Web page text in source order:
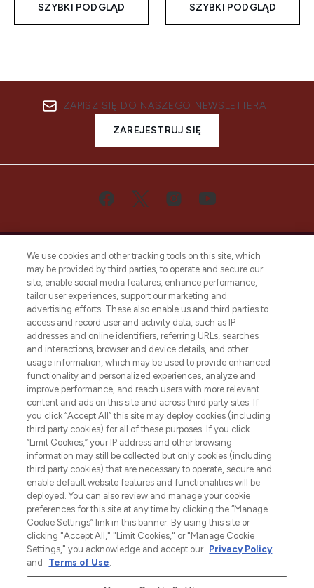
SZYBKI PODGLĄD SZYBKI PODGLĄD
ZAPISZ SIĘ DO NASZEGO NEWSLETTERA
ZAREJESTRUJ SIĘ
Bądź pierwszą osobą, która dowie się o
najnowszych produktach, od niszowych i
uznanych marek, sezonowych trendach i
otrzyma ekskluzywne artykuły redakcyjne
z Sunday Supplement.
Zgoda na pliki cookie
Do Not Sell or Share My Personal
Information
POMOC & INFORMACJE
WAŻNE INFORMACJE
O LOOKFANTASTIC
We use cookies and other tracking tools on this site, which
may be provided by third parties, to operate and secure our
site, enable social media features, enhance performance,
tailor user experiences, support our marketing and
advertising efforts. These also enable us and third parties to
access and record user and activity data, such as IP
addresses and online identifiers, referring URLs, searches
and interactions, browser and device details, and other
usage information, which may be used to provide enhanced
functionality and personalized experiences, analyze and
improve performance, and reach users with more relevant
content and ads on this site and across third party sites. If
you click “Accept All” this site may deploy cookies (including
third party cookies) for all of these purposes. If you click
“Limit Cookies,” your IP address and other browsing
information may still be collected but only cookies (including
third party cookies) that are necessary to operate, secure and
enable default website features and functionalities will be
deployed. You can also review and manage your cookie
preferences for this site at any time by clicking the “Manage
Cookie Settings” link in this banner. By using this site or
clicking "Accept All," "Limit Cookies," or "Manage Cookie
Settings," you acknowledge and accept our Privacy Policy
and
Terms of Use.